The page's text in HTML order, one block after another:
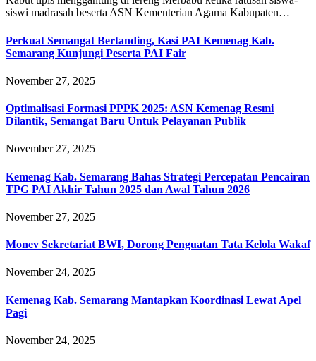
siswi madrasah beserta ASN Kementerian Agama Kabupaten…
Perkuat Semangat Bertanding, Kasi PAI Kemenag Kab.
Semarang Kunjungi Peserta PAI Fair
November 27, 2025
Optimalisasi Formasi PPPK 2025: ASN Kemenag Resmi
Dilantik, Semangat Baru Untuk Pelayanan Publik
November 27, 2025
Kemenag Kab. Semarang Bahas Strategi Percepatan Pencairan
TPG PAI Akhir Tahun 2025 dan Awal Tahun 2026
November 27, 2025
Monev Sekretariat BWI, Dorong Penguatan Tata Kelola Wakaf
November 24, 2025
Kemenag Kab. Semarang Mantapkan Koordinasi Lewat Apel
Pagi
November 24, 2025